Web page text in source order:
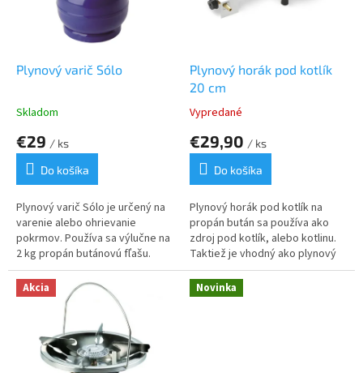
Plynový varič Sólo
Skladom
€29 / ks
Do košíka
Plynový varič Sólo je určený na
varenie alebo ohrievanie
pokrmov. Používa sa výlučne na
2 kg propán butánovú fľašu.
Varič je vyrobený z veľmi
kvalitných materiálov a je veľmi
odolný.
Plynový horák pod kotlík
20 cm
Vypredané
€29,90 / ks
Do košíka
Plynový horák pod kotlík na
propán bután sa používa ako
zdroj pod kotlík, alebo kotlinu.
Taktiež je vhodný ako plynový
varič na varenie, alebo
grilovanie. Je ľahký, skladný a
jednoducho sa používa.
Akcia Novinka